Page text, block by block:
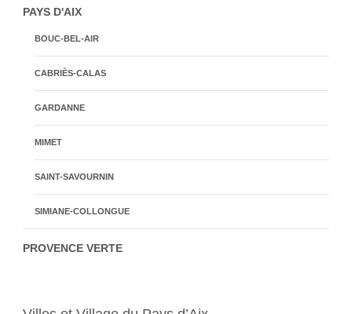
PAYS D'AIX
BOUC-BEL-AIR
CABRIÈS-CALAS
GARDANNE
MIMET
SAINT-SAVOURNIN
SIMIANE-COLLONGUE
PROVENCE VERTE